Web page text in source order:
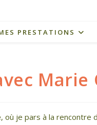
PRESTATIONS
Marie
, où je pars à la rencontre